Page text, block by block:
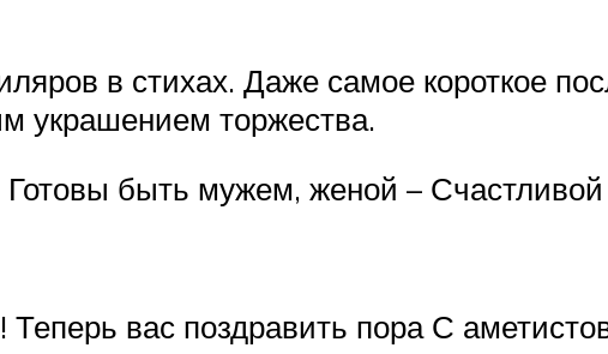
в стихах. Даже самое короткое
украшением торжества.
быть мужем, женой –
вас поздравить пора С